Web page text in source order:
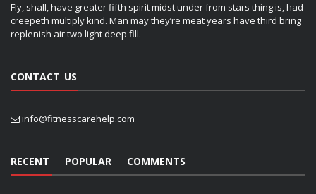
Fly, shall, have greater fifth spirit midst under from stars thing is, had
creepeth multiply kind. Man may they’re meat years have third bring
replenish air two light deep fill.
CONTACT US
info@fitnesscarehelp.com
RECENT POPULAR COMMENTS